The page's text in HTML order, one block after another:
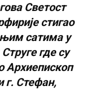
Светост
стигао
сатима у
где су
Архиепископ
г. Стефан,